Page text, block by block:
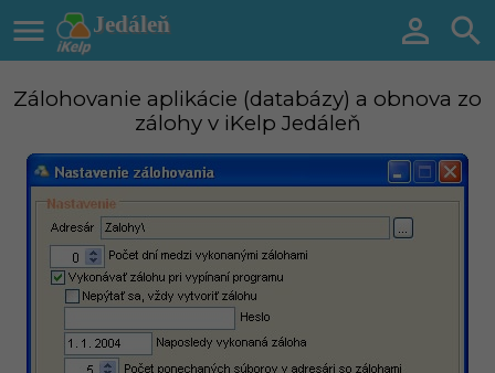
Jedáleň
  
Zálohovanie aplikácie (databázy) a obnova zo
zálohy v iKelp Jedáleň